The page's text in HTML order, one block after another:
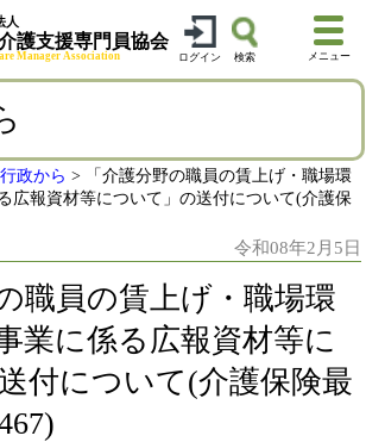
人
護支援専門員協会
Manager Association ログイン 検索 メニュー
行政から >
「介護分野の職員の賃上げ・職場環
広報資材等について」の送付について(介護保
令和08年2月5日
職員の賃上げ・職場環
業に係る広報資材等に
付について(介護保険最